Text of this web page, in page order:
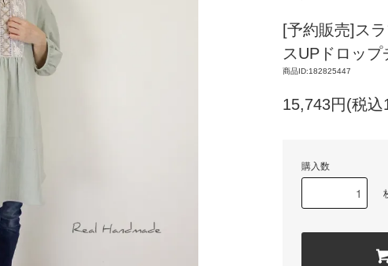
[予約販売]ス
スUPドロッ
商品ID:182825447
15,743円(税
購入数